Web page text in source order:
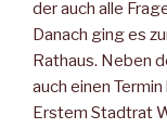
der auch alle
Danach ging es
Rathaus. Neben
auch einen
Erstem Stadtrat